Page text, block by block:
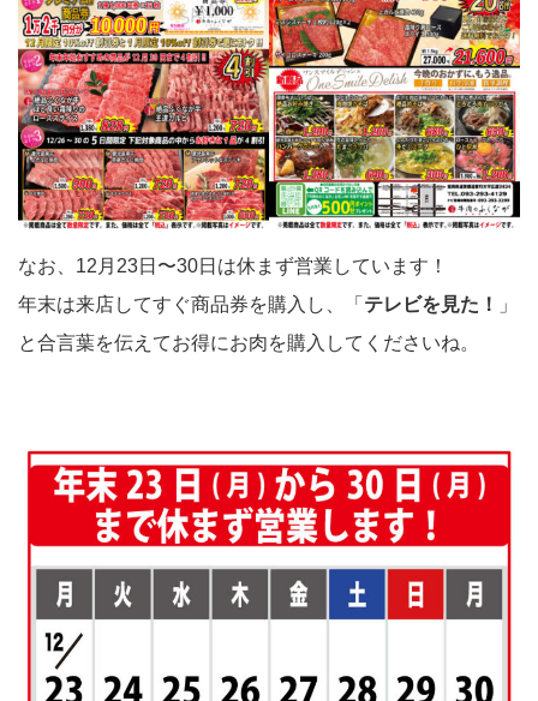
なお、12月23日〜30日は休まず営業しています！
年末は来店してすぐ商品券を購入し、「 テレビを見た！
」
と合言葉を伝えてお得にお肉を購入してくださいね。